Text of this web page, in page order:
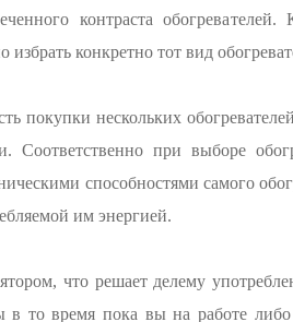
контраста
конкретно тот вид
покупки нескольких
при выборе
способностями самого
им энергией.
что решает делему
в то время пока вы на работе